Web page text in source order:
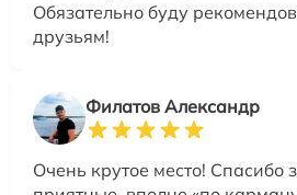
Обязательно буду
друзьям!
Филатов Александр
Очень крутое место!